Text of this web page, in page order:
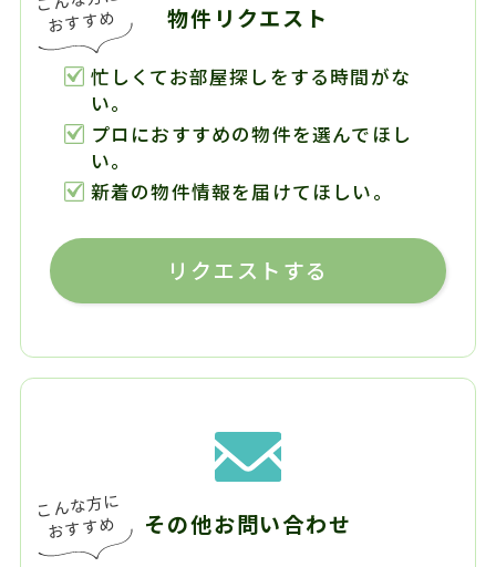
物件リクエスト
忙しくてお部屋探しをする時間がな
い。
プロにおすすめの物件を選んでほし
い。
新着の物件情報を届けてほしい。
リクエストする
その他お問い合わせ